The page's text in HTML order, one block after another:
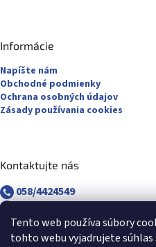
Tento web používa súbory
tohto webu vyjadrujete súhlas
Informácie
Napíšte nám
Obchodné podmienky
Ochrana osobných údajov
Zásady používania cookies
Kontaktujte nás
058/4424549
revuca@majsterpapier.sk